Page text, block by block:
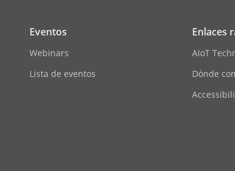
TCP/IP, ICMP, HTTP, HTTPS, FTP, DHCP, DNS,
SMTP, IGMP, 802.1X, QoS, IPv4, IPv6, UDP,
Eventos
Webinars
Lista de eventos
Enlaces
AIoT
Dónde